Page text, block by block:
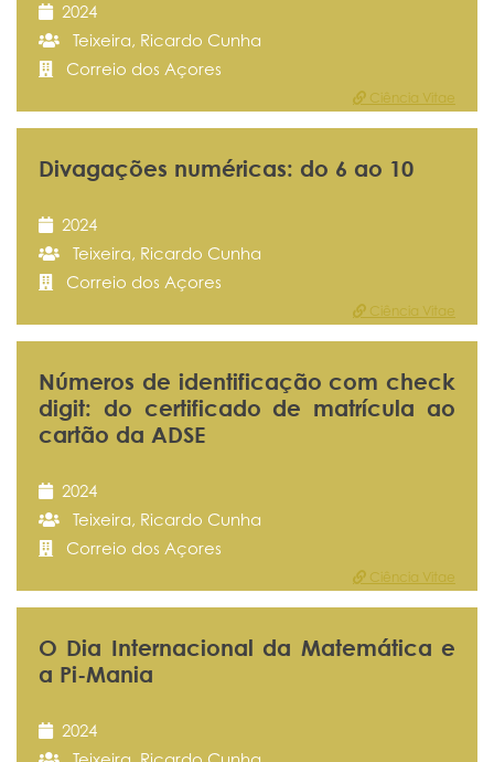
2024
Teixeira, Ricardo Cunha
Correio dos Açores
Ciência Vitae
Divagações numéricas: do 6 ao 10
2024
Teixeira, Ricardo Cunha
Correio dos Açores
Ciência Vitae
Números de identificação com check
digit: do certificado de matrícula ao
cartão da ADSE
2024
Teixeira, Ricardo Cunha
Correio dos Açores
Ciência Vitae
O Dia Internacional da Matemática e
a Pi-Mania
2024